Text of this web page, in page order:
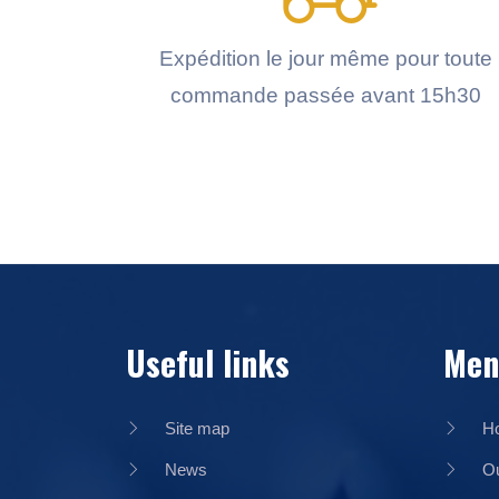
Expédition le jour même pour toute
commande passée avant 15h30
Useful links
Site map
News